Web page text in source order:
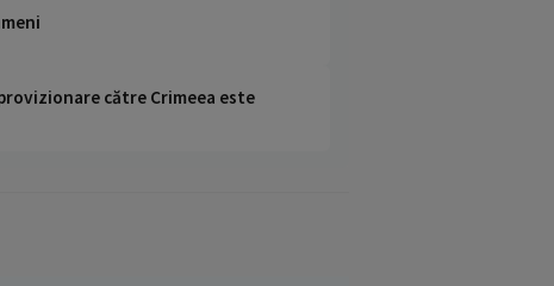
către Crimeea este